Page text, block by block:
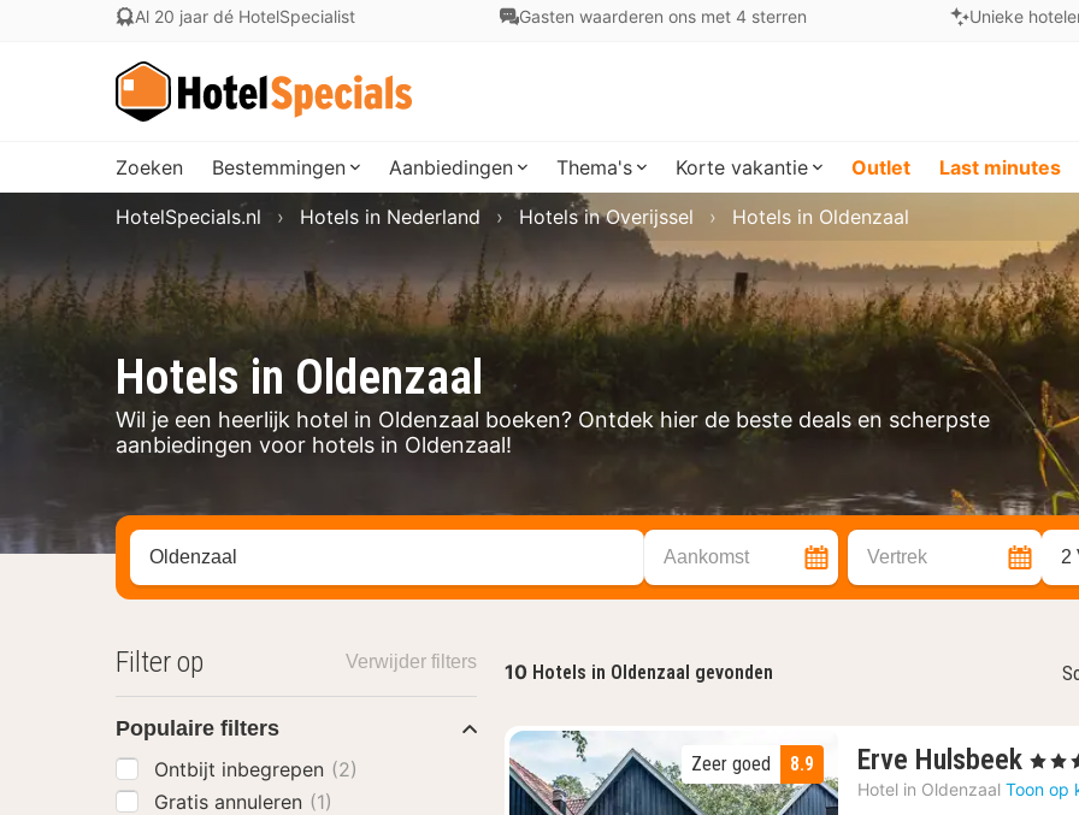
Al 20 jaar dé HotelSpecialist Gasten waarderen ons met 4 sterren Unieke
Zoeken Bestemmingen Aanbiedingen Thema's Korte vakantie Outlet Last minutes
Hotels in Oldenzaal
Wil je een heerlijk hotel in Oldenzaal boeken? Ontdek hier de beste deals en scherpste
aanbiedingen voor hotels in Oldenzaal!
HotelSpecials.nl Hotels in Nederland Hotels in Overijssel Hotels in Oldenzaal
Zoek op hotel, regio of stad Aankomst Vertrek 2
10 Hotels in Oldenzaal gevonden
8.9
Zeer goed Erve Hulsbeek 1
, 4
Hotel in Oldenzaal Toon op
Filter op Verwijder filters
Populaire filters
Ontbijt inbegrepen (2)
Gratis annuleren (1)